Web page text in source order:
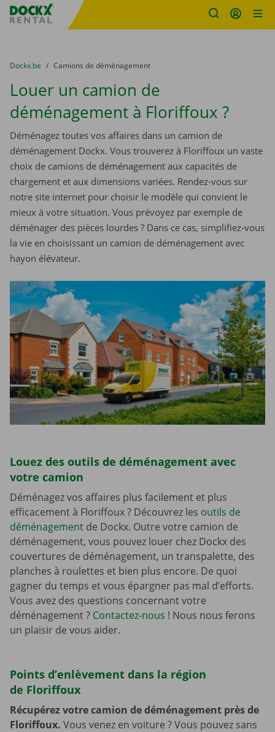
sitename
You are here:
du
Dockx.be to
Camions de déménagement
Louer un camion de
déménagement à Floriffoux ?
Déménagez toutes vos affaires dans un camion de
déménagement Dockx. Vous trouverez à Floriffoux un vaste
choix de camions de déménagement aux capacités de
chargement et aux dimensions variées. Rendez-vous sur
notre site internet pour choisir le modèle qui convient le
mieux à votre situation. Vous prévoyez par exemple de
déménager des pièces lourdes ? Dans ce cas, simplifiez-vous
la vie en choisissant un camion de déménagement avec
hayon élévateur.
Louez des outils de déménagement avec
votre camion
Déménagez vos affaires plus facilement et plus
efficacement à Floriffoux ? Découvrez les outils de
déménagement de Dockx. Outre votre camion de
déménagement, vous pouvez louer chez Dockx des
couvertures de déménagement, un transpalette, des
planches à roulettes et bien plus encore. De quoi
gagner du temps et vous épargner pas mal d’efforts.
Vous avez des questions concernant votre
déménagement ? Contactez-nous ! Nous nous ferons
un plaisir de vous aider.
Points d’enlèvement dans la région
de Floriffoux
Récupérez votre camion de déménagement près de
Floriffoux. Vous venez en voiture ? Vous pouvez sans